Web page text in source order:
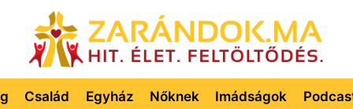
Család Egyház Nőknek Imádságok